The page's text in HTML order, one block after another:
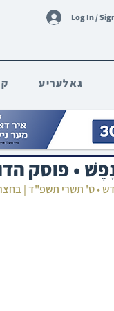
גאלעריע
Log In /
• פוסק
• ט' תשרי תשפ"ד |